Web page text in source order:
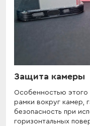
Защита камеры
Особенностью
рамки вокруг камер,
безопасность при
горизонтальных